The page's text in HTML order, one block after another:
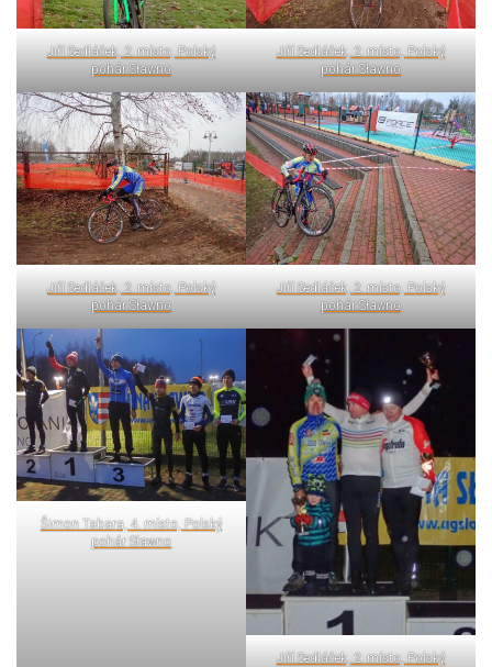
Jiří Sedláček, 2. místo, Polský
pohár Sławno
Jiří Sedláček, 2. místo, Polský
pohár Sławno
Jiří Sedláček, 2. místo, Polský
pohár Sławno
Jiří Sedláček, 2. místo, Polský
pohár Sławno
Šimon Tabara, 4. místo, Polský
pohár Sławno
Jiří Sedláček, 2. místo, Polský